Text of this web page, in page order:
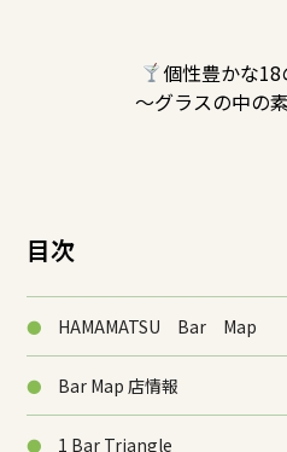
個性豊かな
～グラスの中の
目次
HAMAMATSU Bar Map
Bar Map 店情報
1 Bar Triangle